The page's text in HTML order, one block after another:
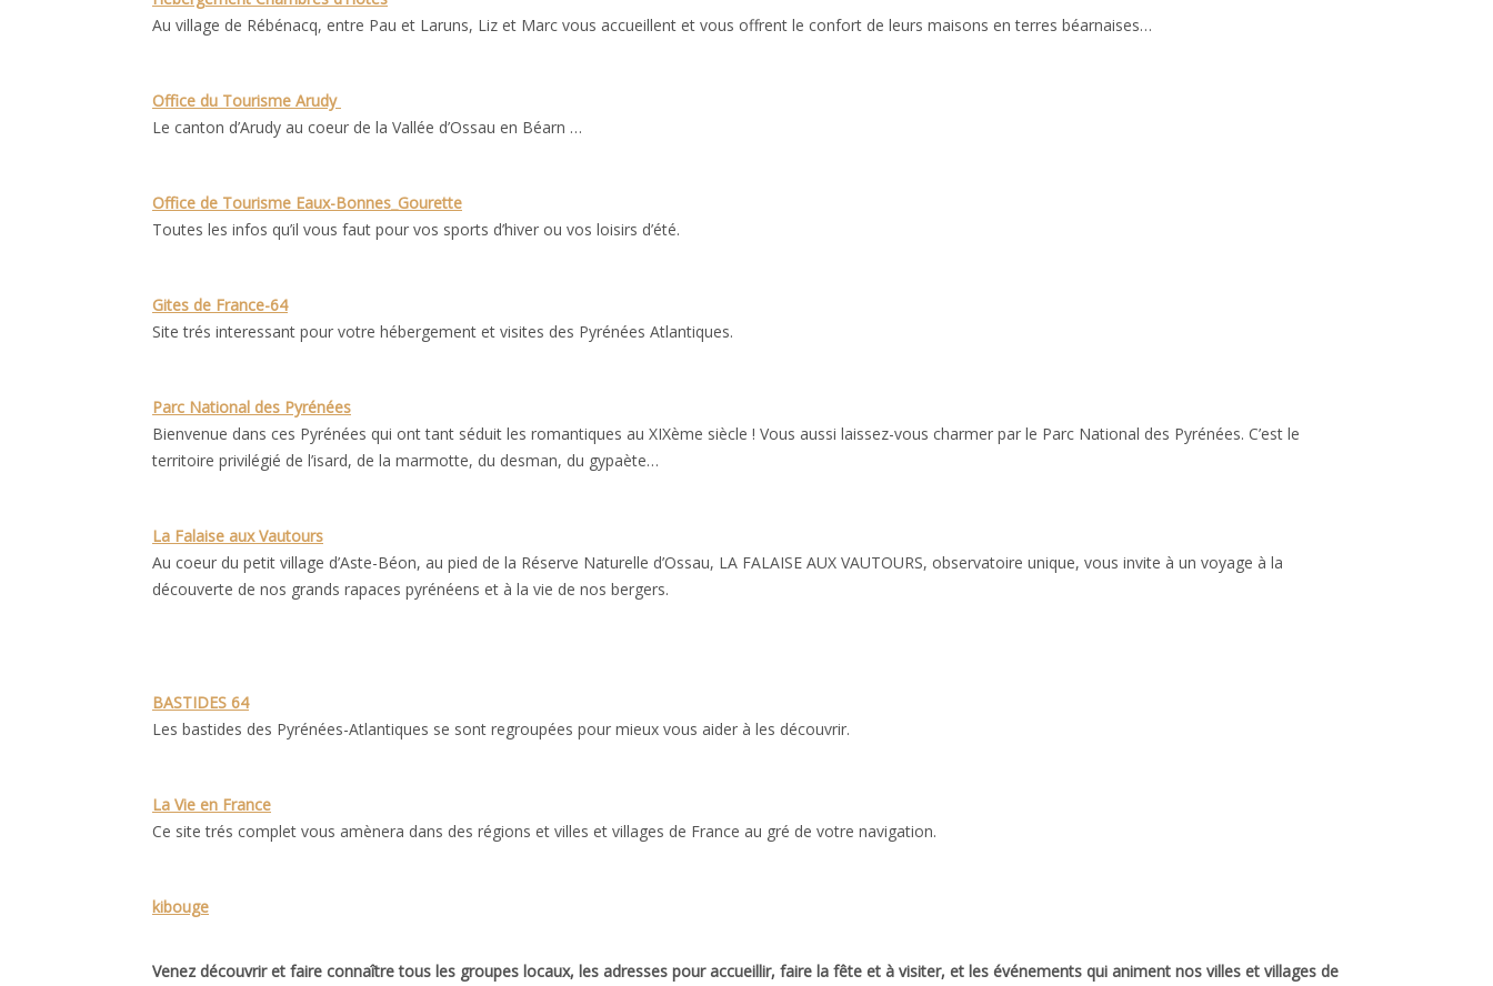
Au village de Rébénacq, entre Pau et Laruns, Liz et Marc vous accueillent et vous offrent le confort de leurs maisons en terres béarnaises…
Office du Tourisme Arudy
Le canton d’Arudy au coeur de la Vallée d’Ossau en Béarn …
Office de Tourisme Eaux-Bonnes_Gourette
Toutes les infos qu’il vous faut pour vos sports d’hiver ou vos loisirs d’été.
Gites de France-64
Site trés interessant pour votre hébergement et visites des Pyrénées Atlantiques.
Parc National des Pyrénées
Bienvenue dans ces Pyrénées qui ont tant séduit les romantiques au XIXème siècle ! Vous aussi laissez-vous charmer par le Parc National des Pyrénées. C’est le
territoire privilégié de l’isard, de la marmotte, du desman, du gypaète…
La Falaise aux Vautours
Au coeur du petit village d’Aste-Béon, au pied de la Réserve Naturelle d’Ossau, LA FALAISE AUX VAUTOURS, observatoire unique, vous invite à un voyage à la
découverte de nos grands rapaces pyrénéens et à la vie de nos bergers.
BASTIDES 64
Les bastides des Pyrénées-Atlantiques se sont regroupées pour mieux vous aider à les découvrir.
La Vie en France
Ce site trés complet vous amènera dans des régions et villes et villages de France au gré de votre navigation.
kibouge
Venez découvrir et faire connaître tous les groupes locaux, les adresses pour accueillir, faire la fête et à visiter, et les événements qui animent nos villes et villages de